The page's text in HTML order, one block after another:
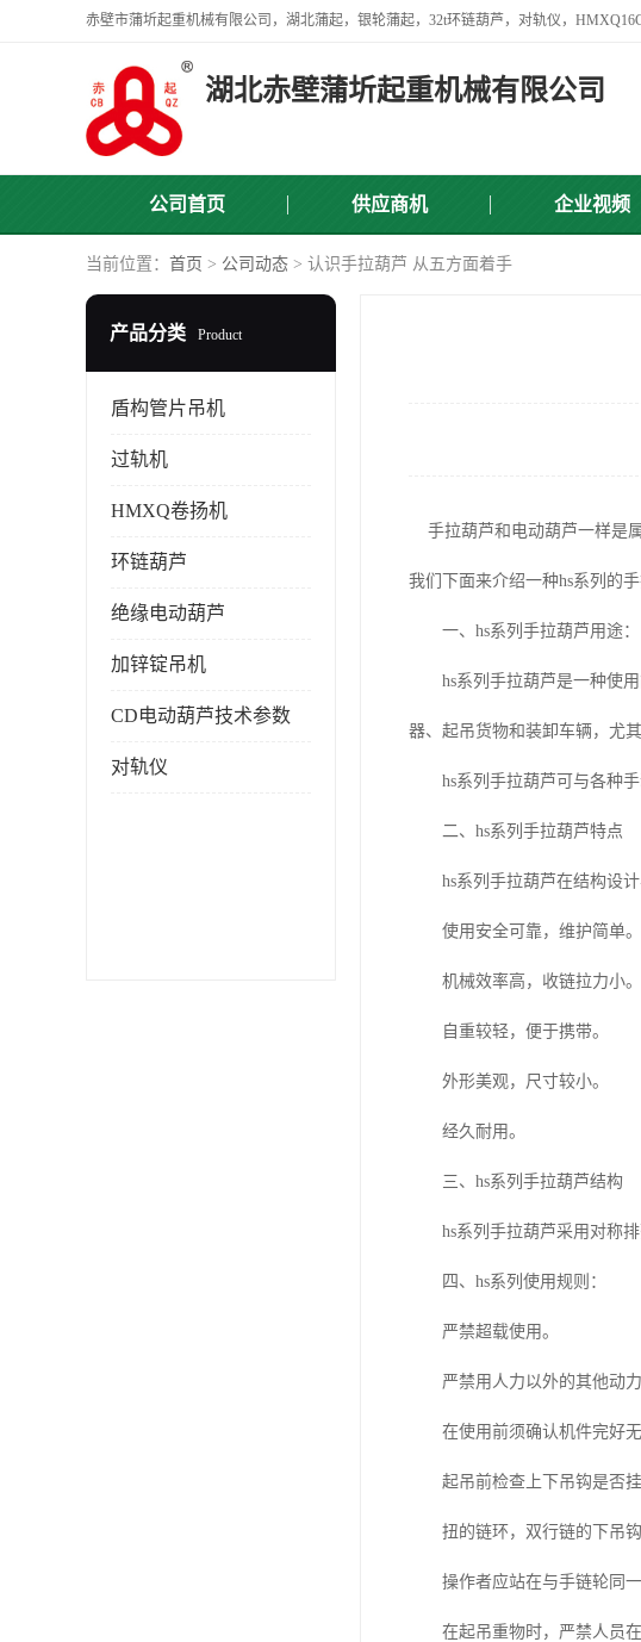
赤壁市蒲圻起重机械有限公司，湖北蒲起，银轮蒲起，32t环链葫芦，对轨仪，
湖北赤壁蒲圻起重机械有限公司
公司首页 供应商机 企业视频
当前位置： 首页 > 公司动态 > 认识手拉葫芦 从五方面着手
产品分类 Product
盾构管片吊机
过轨机
HMXQ卷扬机
环链葫芦
绝缘电动葫芦
加锌锭吊机
CD电动葫芦技术参数
对轨仪
手拉葫芦和电动葫芦一样是
我们下面来介绍一种hs系列的手
一、hs系列手拉葫芦用途：
hs系列手拉葫芦是一种使用
器、起吊货物和装卸车辆，尤
hs系列手拉葫芦可与各种手
二、hs系列手拉葫芦特点
hs系列手拉葫芦在结构设计
使用安全可靠，维护简单。
机械效率高，收链拉力小。
自重较轻，便于携带。
外形美观，尺寸较小。
经久耐用。
三、hs系列手拉葫芦结构
hs系列手拉葫芦采用对称排
四、hs系列使用规则：
严禁超载使用。
严禁用人力以外的其他动力
在使用前须确认机件完好无
起吊前检查上下吊钩是否挂
扭的链环，双行链的下吊钩
操作者应站在与手链轮同一
在起吊重物时，严禁人员在